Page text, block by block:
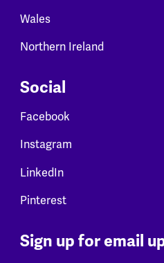
Wales
Northern Ireland
Social
Facebook
Instagram
LinkedIn
Pinterest
Sign up for email